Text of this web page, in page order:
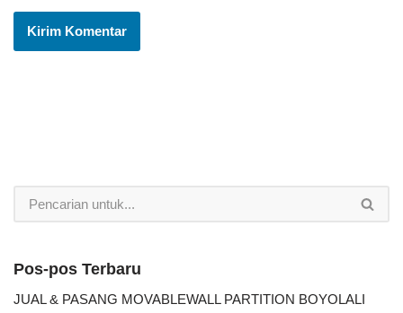
Pos-pos Terbaru
JUAL & PASANG MOVABLEWALL PARTITION BOYOLALI